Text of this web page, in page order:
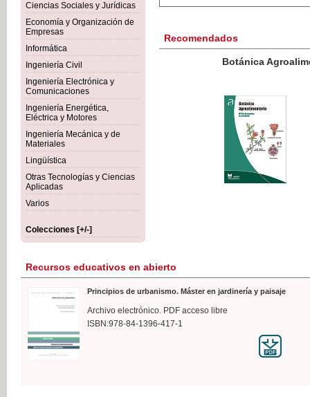
Ciencias Sociales y Jurídicas
Economía y Organización de
Empresas
Informática
Ingeniería Civil
Ingeniería Electrónica y
Comunicaciones
Ingeniería Energética,
Eléctrica y Motores
Ingeniería Mecánica y de
Materiales
Lingüística
Otras Tecnologías y Ciencias
Aplicadas
Varios
Colecciones [+/-]
Recomendados
Botánica Agroalimentaria
Recursos educativos en abierto
Principios de urbanismo. Máster en jardinería y paisaje
Archivo electrónico. PDF acceso libre
ISBN:978-84-1396-417-1